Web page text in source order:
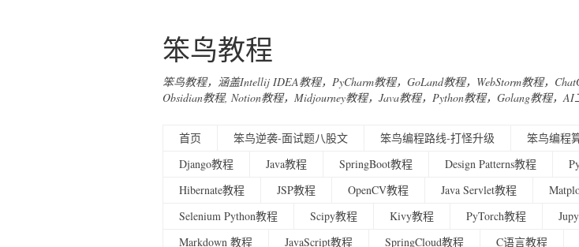
笨鸟教程
笨鸟教程，涵盖Intellij IDEA教程，PyCharm教程，GoLand教程，WebStorm教程，
Obsidian教程, Notion教程，Midjourney教程，Java教程，Python教程，Golang教程，AI
首页 笨鸟逆袭-面试题八股文 笨鸟编程路线-打怪升级 笨鸟编程
Django教程
Java教程 SpringBoot教程 Design Patterns教程
Hibernate教程
JSP教程 OpenCV教程 Java Servlet教程
Selenium Python教程
Scipy教程 Kivy教程 PyTorch教程
Markdown 教程
JavaScript教程 SpringCloud教程 C语言教程